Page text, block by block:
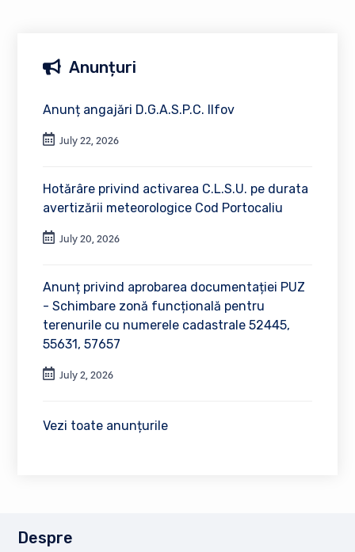
Anunțuri
Anunț angajări D.G.A.S.P.C. Ilfov
July 22, 2026
Hotărâre privind activarea C.L.S.U. pe durata
avertizării meteorologice Cod Portocaliu
July 20, 2026
Anunț privind aprobarea documentației PUZ
- Schimbare zonă funcțională pentru
terenurile cu numerele cadastrale 52445,
55631, 57657
July 2, 2026
Vezi toate anunțurile
Despre